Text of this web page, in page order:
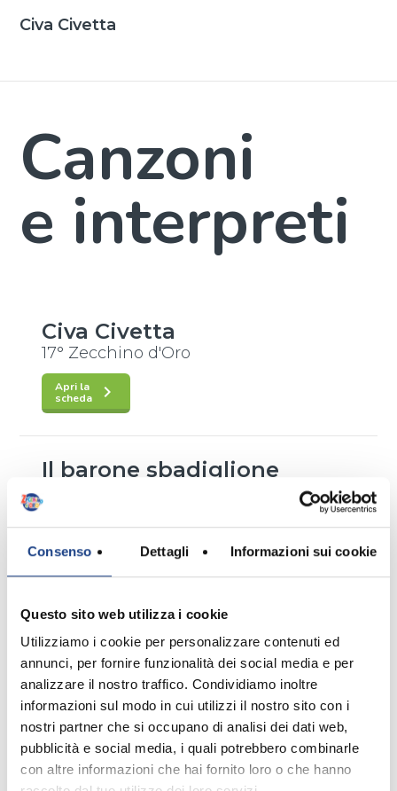
Consenso Dettagli Informazioni sui cookie
Questo sito web utilizza i cookie
Utilizziamo i cookie per personalizzare contenuti ed
annunci, per fornire funzionalità dei social media e per
analizzare il nostro traffico. Condividiamo inoltre
informazioni sul modo in cui utilizzi il nostro sito con i
nostri partner che si occupano di analisi dei dati web,
pubblicità e social media, i quali potrebbero combinarle
con altre informazioni che hai fornito loro o che hanno
Civa Civetta
Canzoni
e interpreti
Civa Civetta
17° Zecchino d'Oro
Apri la
scheda
keyboard_arrow_right
Garagnani,Teresa
Zotti
Musica
Linda
Marletta,Mario
Pagano
Il barone sbadiglione
Apri la keyboard_arrow_right
Elisabetta Gennari
Testo
/
Ermanno
Parazzini
Musica / Corrado
Castellari
Il vigile in gonnella
Apri la
scheda
keyboard_arrow_right
Interprete / Efisietta
Napolitano ,Lorenzo
Marcuccetti
Testo / Sauro
1975
La banda del cortile
17° Zecchino d'Oro